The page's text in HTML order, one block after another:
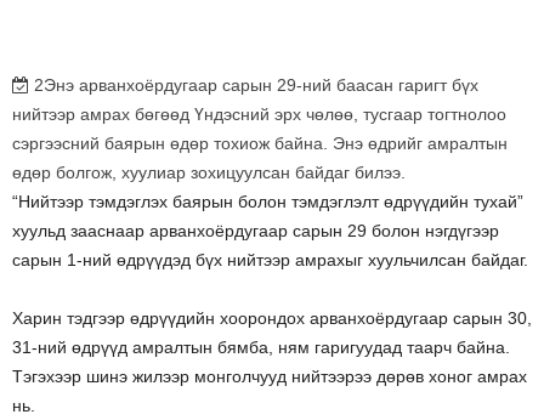
2Энэ арванхоёрдугаар сарын 29-ний баасан гаригт бүх
нийтээр амрах бөгөөд Үндэсний эрх чөлөө, тусгаар тогтнолоо
сэргээсний баярын өдөр тохиож байна. Энэ өдрийг амралтын
өдөр болгож, хуулиар зохицуулсан байдаг билээ.
“Нийтээр тэмдэглэх баярын болон тэмдэглэлт өдрүүдийн тухай”
хуульд зааснаар арванхоёрдугаар сарын 29 болон нэгдүгээр
сарын 1-ний өдрүүдэд бүх нийтээр амрахыг хуульчилсан байдаг.
Харин тэдгээр өдрүүдийн хоорондох арванхоёрдугаар сарын 30,
31-ний өдрүүд амралтын бямба, ням гаригуудад таарч байна.
Тэгэхээр шинэ жилээр монголчууд нийтээрээ дөрөв хоног амрах
нь.